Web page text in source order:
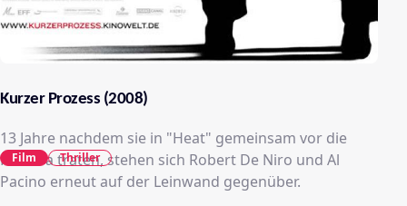
Kurzer Prozess (2008)
13 Jahre nachdem sie in "Heat" gemeinsam vor die
Kamera traten, stehen sich Robert De Niro und Al
Pacino erneut auf der Leinwand gegenüber.
Film Thriller